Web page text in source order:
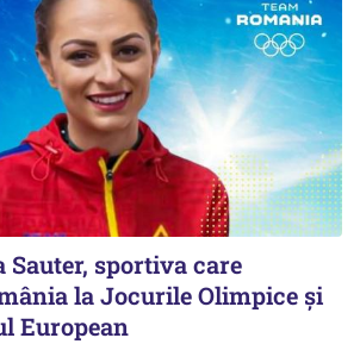
Sauter, sportiva care
la Jocurile Olimpice și
European